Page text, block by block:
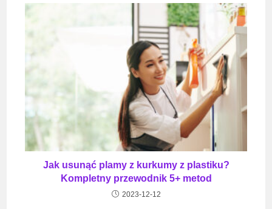
Jak usunąć plamy z kurkumy z plastiku?
Kompletny przewodnik 5+ metod
2023-12-12